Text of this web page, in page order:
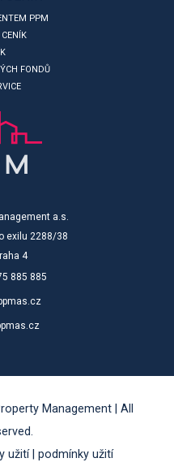
PPM
FONDŮ
a.s.
exilu 2288/38
4
885 885
Management | All
užití| podmínky užití